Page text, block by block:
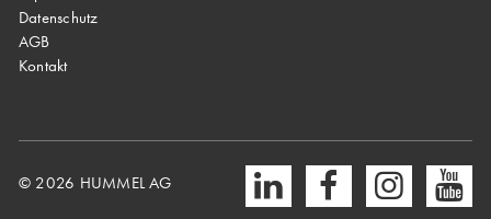
Datenschutz
AGB
Kontakt
© 2026 HUMMEL AG